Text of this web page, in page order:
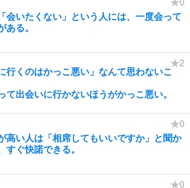
会いたくない」という人には、一度会って
ある。
行くのはかっこ悪い」なんて思わないこ
て出会いに行かないほうがかっこ悪い。
高い人は「相席してもいいですか」と聞か
すぐ快諾できる。